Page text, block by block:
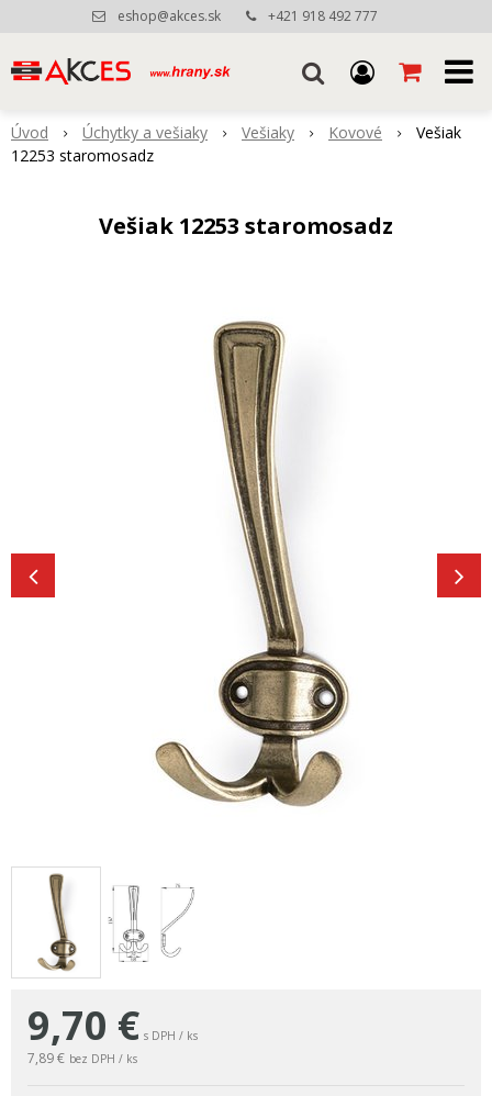
eshop@akces.sk +421 918 492 777
Úvod Úchytky a vešiaky Vešiaky Kovové
Vešiak
12253 staromosadz
Vešiak 12253 staromosadz
9,70 € s DPH / ks
7,89 € bez DPH / ks